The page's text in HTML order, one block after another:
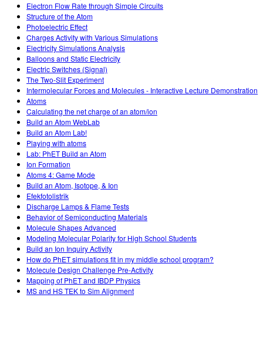
Electron Flow Rate through Simple Circuits
Structure of the Atom
Photoelectric Effect
Charges Activity with Various Simulations
Electricity Simulations Analysis
Balloons and Static Electricity
Electric Switches (Signal)
The Two-Slit Experiment
Intermolecular Forces and Molecules - Interactive Lecture Demonstration
Atoms
Calculating the net charge of an atom/ion
Build an Atom WebLab
Build an Atom Lab!
Playing with atoms
Lab: PhET Build an Atom
Ion Formation
Atoms 4: Game Mode
Build an Atom, Isotope, & Ion
Efekfotolistrik
Discharge Lamps & Flame Tests
Behavior of Semiconducting Materials
Molecule Shapes Advanced
Modeling Molecular Polarity for High School Students
Build an Ion Inquiry Activity
How do PhET simulations fit in my middle school program?
Molecule Design Challenge Pre-Activity
Mapping of PhET and IBDP Physics
MS and HS TEK to Sim Alignment